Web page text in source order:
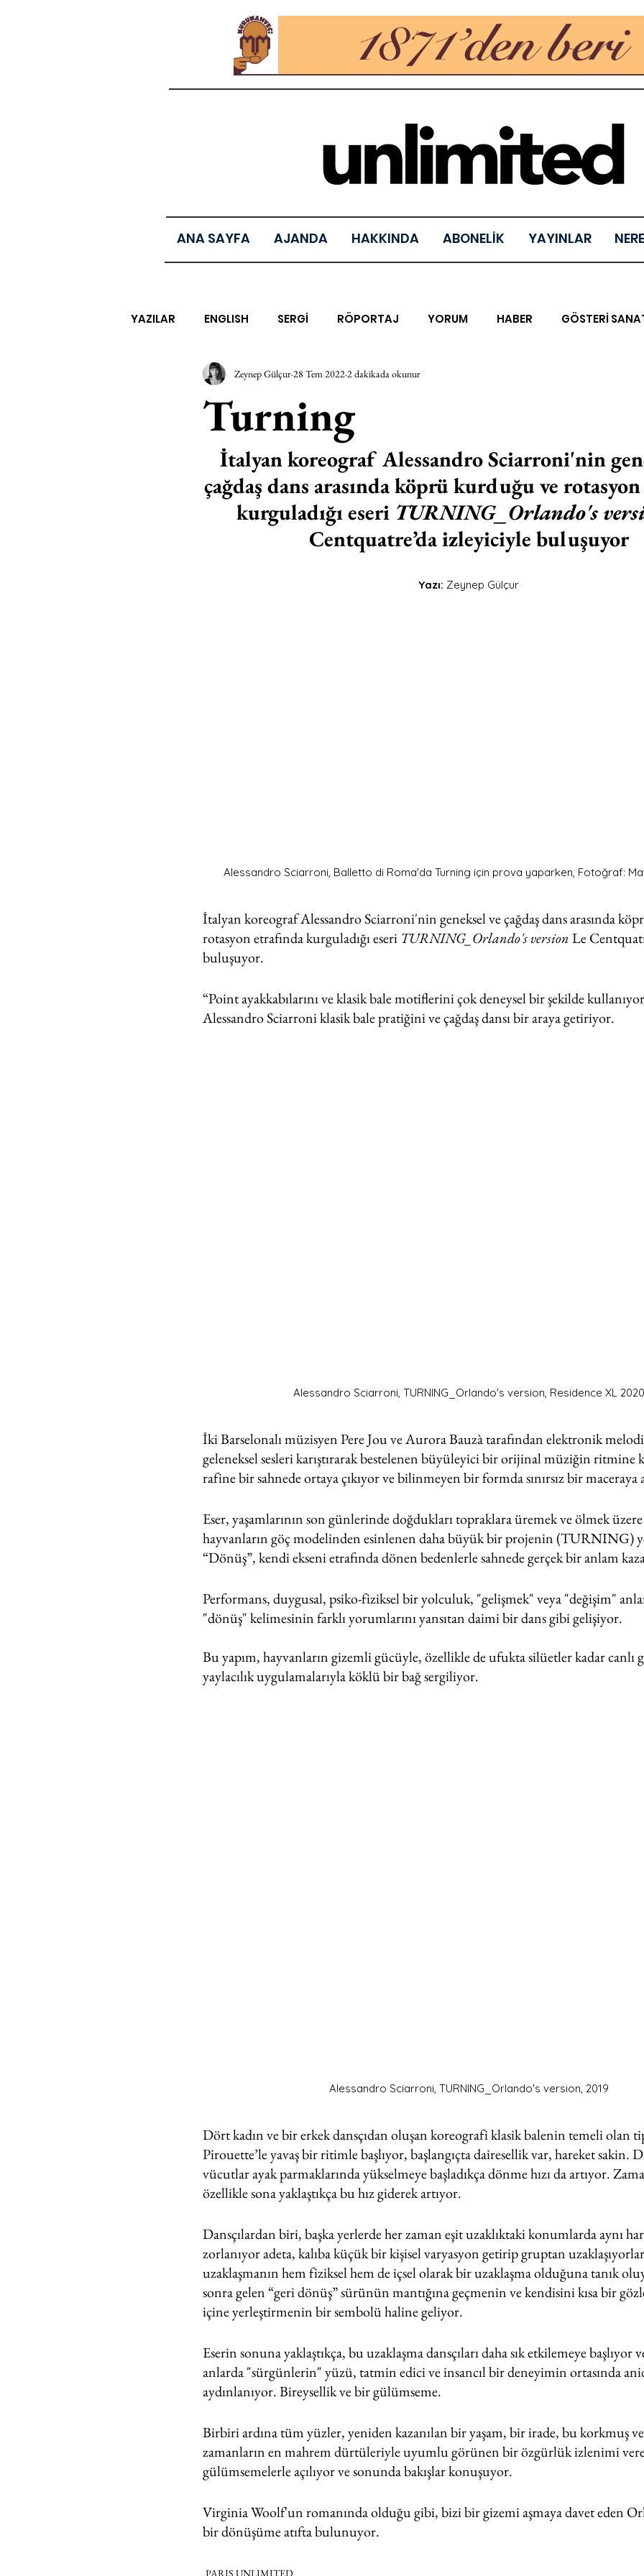
ANA SAYFA AJANDA HAKKINDA ABONELİK YAYINLAR
YAZILAR ENGLISH SERGİ RÖPORTAJ YORUM HABER GÖSTERİ
EDEBİYAT SİNEMA ARAŞTIRMA BİENAL
MÜZİK EGZERSİZLER
AK-SAYANLAR #GEÇMİŞTEBUGÜN XXY ODAK: RESİM KIVRIM
SINIRSIZ ZİYARETLER
Turning
Zeynep Gülçur 28 Tem 2022 2 dakikada okunur
İtalyan koreograf Alessandro Sciarroni'nin
çağdaş dans arasında köprü kurduğu ve
kurguladığı eseri TURNING_Orlando's
Centquatre’da izleyiciyle buluşuyor
Yazı: Zeynep Gülçur
Alessandro Sciarroni, Balletto di Roma'da Turning için prova yaparken, Fotoğraf:
İtalyan koreograf Alessandro Sciarroni'nin geneksel ve çağdaş dans arasında
rotasyon etrafında kurguladığı eseri TURNING_Orlando's version Le
buluşuyor.
“Point ayakkabılarını ve klasik bale motiflerini çok deneysel bir şekilde
Alessandro Sciarroni klasik bale pratiğini ve çağdaş dansı bir araya getiriyor.
Alessandro Sciarroni, TURNING_Orlando's version, Residence XL 2020
İki Barselonalı müzisyen Pere Jou ve Aurora Bauzà tarafından elektronik
geleneksel sesleri karıştırarak bestelenen büyüleyici bir orijinal müziğin ritmine
rafine bir sahnede ortaya çıkıyor ve bilinmeyen bir formda sınırsız bir maceraya
Eser, yaşamlarının son günlerinde doğdukları topraklara üremek ve ölmek
hayvanların göç modelinden esinlenen daha büyük bir projenin (TURNING)
“Dönüş”, kendi ekseni etrafında dönen bedenlerle sahnede gerçek bir anlam
Performans, duygusal, psiko-fiziksel bir yolculuk, "gelişmek" veya "değişim"
"dönüş" kelimesinin farklı yorumlarını yansıtan daimi bir dans gibi gelişiyor.
Bu yapım, hayvanların gizemli gücüyle, özellikle de ufukta silüetler kadar canlı
yaylacılık uygulamalarıyla köklü bir bağ sergiliyor.
Alessandro Sciarroni, TURNING_Orlando's version, 2019
Dört kadın ve bir erkek dansçıdan oluşan koreografi klasik balenin temeli olan
Pirouette’le yavaş bir ritimle başlıyor, başlangıçta dairesellik var, hareket sakin.
vücutlar ayak parmaklarında yükselmeye başladıkça dönme hızı da artıyor.
özellikle sona yaklaştıkça bu hız giderek artıyor.
Dansçılardan biri, başka yerlerde her zaman eşit uzaklıktaki konumlarda aynı
zorlanıyor adeta, kalıba küçük bir kişisel varyasyon getirip gruptan
uzaklaşmanın hem fiziksel hem de içsel olarak bir uzaklaşma olduğuna tanık
sonra gelen “geri dönüş” sürünün mantığına geçmenin ve kendisini kısa bir
içine yerleştirmenin bir sembolü haline geliyor.
Eserin sonuna yaklaştıkça, bu uzaklaşma dansçıları daha sık etkilemeye başlıyor
anlarda "sürgünlerin" yüzü, tatmin edici ve insancıl bir deneyimin ortasında
aydınlanıyor. Bireysellik ve bir gülümseme.
Birbiri ardına tüm yüzler, yeniden kazanılan bir yaşam, bir irade, bu korkmuş ve
zamanların en mahrem dürtüleriyle uyumlu görünen bir özgürlük izlenimi
gülümsemelerle açılıyor ve sonunda bakışlar konuşuyor.
Virginia Woolf'un romanında olduğu gibi, bizi bir gizemi aşmaya davet eden
bir dönüşüme atıfta bulunuyor.
PARIS UNLIMITED